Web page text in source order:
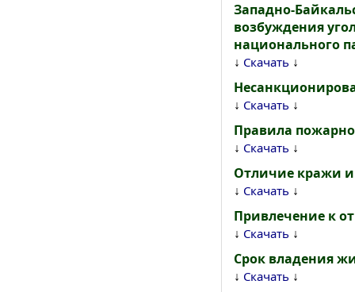
Западно-
возбуждения
национального
↓ Скачать ↓
↓ Скачать ↓
Правила
↓ Скачать ↓
Отличие кражи
↓ Скачать ↓
Привлечение к
↓ Скачать ↓
Срок владения
↓ Скачать ↓